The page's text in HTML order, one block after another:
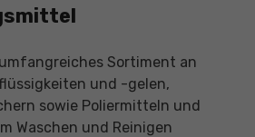
Sortiment an
und -gelen,
sowie Poliermitteln und
Waschen und Reinigen